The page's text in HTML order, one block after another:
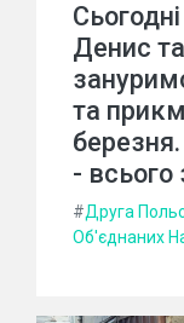
Денис
та
- всього
#Друга
Об'єднаних